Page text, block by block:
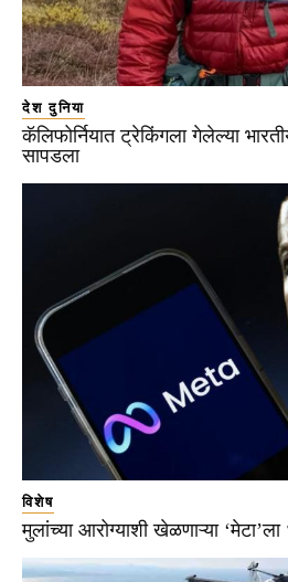
देश दुनिया
कॅलिफोर्नियात ट्रेकिंगला गेलेल्या
सापडला
विशेष
मुलांच्या आरोग्याशी खेळणाऱ्या